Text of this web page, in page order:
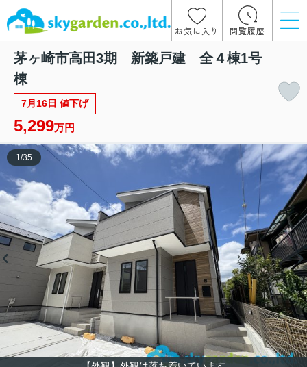
お気に入り 閲覧履歴
茅ヶ崎市高田3期 新築戸建 全４棟1号
棟
7月16日 値下げ
5,299万円
1 /35